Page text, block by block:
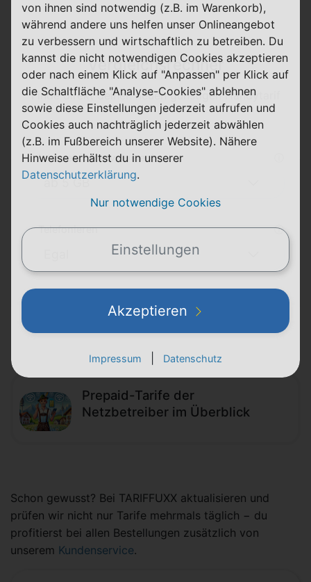
Vergleichsrechner
Finde direkt deinen neuen günstigen Handytarif
Internet (Datenvolumen)
Telefonieren ⓘ
Jetzt vergleichen
Prepaid-Tarife der
Netzbetreiber im Überblick
Schon gewusst? Bei TARIFFUXX aktualisieren und
prüfen wir nicht nur Tarife mehrmals täglich − du
profitierst bei allen Bestellungen zusätzlich von
unserem Kundenservice.
von ihnen sind notwendig (z.B. im Warenkorb),
während andere uns helfen unser Onlineangebot
zu verbessern und wirtschaftlich zu betreiben. Du
kannst die nicht notwendigen Cookies akzeptieren
oder nach einem Klick auf "Anpassen" per Klick auf
die Schaltfläche "Analyse-Cookies" ablehnen
sowie diese Einstellungen jederzeit aufrufen und
Cookies auch nachträglich jederzeit abwählen
(z.B. im Fußbereich unserer Website). Nähere
Hinweise erhältst du in unserer
Datenschutzerklärung.
Nur notwendige Cookies
Einstellungen
Akzeptieren
Impressum Datenschutz